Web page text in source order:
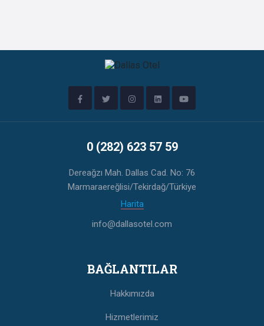
0 (282) 623 57 59
Dereağzı Mah. Dallas Cad. No: 76
Marmaraereğlisi/Tekirdağ/Türkiye
Harita
info@dallasotel.com
BAĞLANTILAR
Hakkımızda
Hizmetlerimiz